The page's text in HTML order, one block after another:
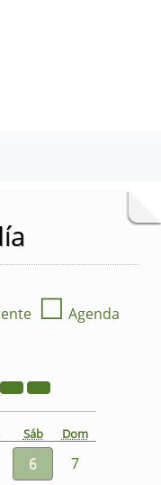
☐ Agenda
Sáb Dom
6
7